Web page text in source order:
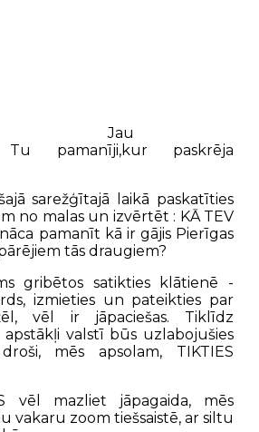
Jau
Tu pamanīji,kur paskrēja
sarežģītajā laikā paskatīties
no malas un izvērtēt : KĀ TEV
pamanīt kā ir gājis Pierīgas
tās draugiem?
gribētos satikties klātienē -
izmieties un pateikties par
vēl ir jāpaciešas. Tiklīdz
apstākļi valstī būs uzlabojušies
mēs apsolam, TIKTIES
vēl mazliet jāpagaida, mēs
vakaru zoom tiešsaistē, ar siltu